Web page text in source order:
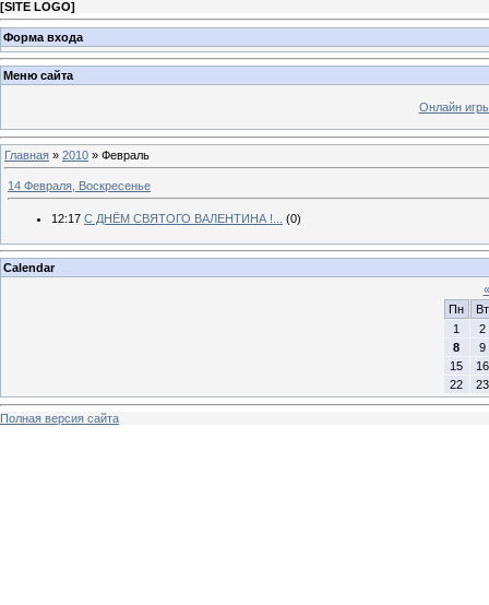
[SITE LOGO]
Форма входа
Меню сайта
Онлайн
Главная » 2010 » Февраль
14 Февраля, Воскресенье
12:17 С ДНЁМ СВЯТОГО ВАЛЕНТИНА !... (0)
Calendar
«
Пн
Вт
1
2
8
9
15
16
22
23
Полная версия сайта